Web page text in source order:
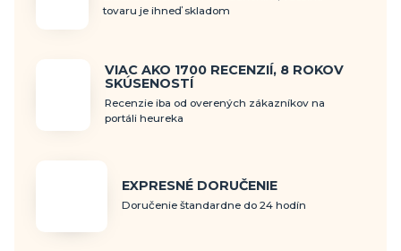
tovaru je ihneď skladom
VIAC AKO 1700 RECENZIÍ, 8 ROKOV
SKÚSENOSTÍ
Recenzie iba od overených zákazníkov na
portáli heureka
EXPRESNÉ DORUČENIE
Doručenie štandardne do 24 hodín